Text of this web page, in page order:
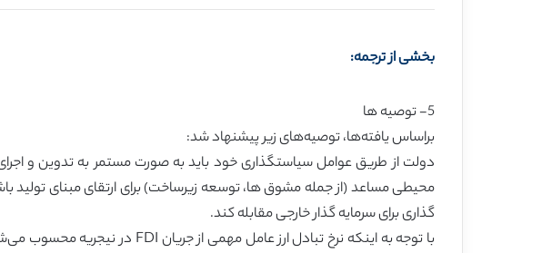
بخشی از ترجمه:
5- توصیه ها
براساس یافته‌ها، توصیه‌های زیر پیشنهاد شد:
دولت از طریق عوامل سیاستگذاری خود باید به صورت مستمر به تدوین و
محیطی مساعد (از جمله مشوق ها، توسعه زیرساخت) برای ارتقای مبنای تولید
گذاری برای سرمایه گذار خارجی مقابله کند.